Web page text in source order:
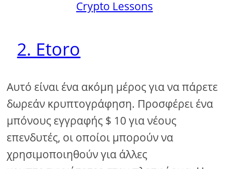
Crypto Lessons
2. Etoro
Αυτό είναι ένα ακόμη μέρος για να πάρετε
δωρεάν κρυπτογράφηση. Προσφέρει ένα
μπόνους εγγραφής $ 10 για νέους
επενδυτές, οι οποίοι μπορούν να
χρησιμοποιηθούν για άλλες